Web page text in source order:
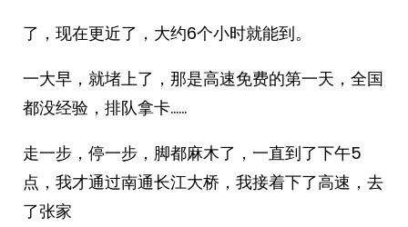
了，现在更近了，大约6个小时就能到。
一大早，就堵上了，那是高速免费的第一天，全国
都没经验，排队拿卡……
走一步，停一步，脚都麻木了，一直到了下午5
点，我才通过南通长江大桥，我接着下了高速，去
了张家